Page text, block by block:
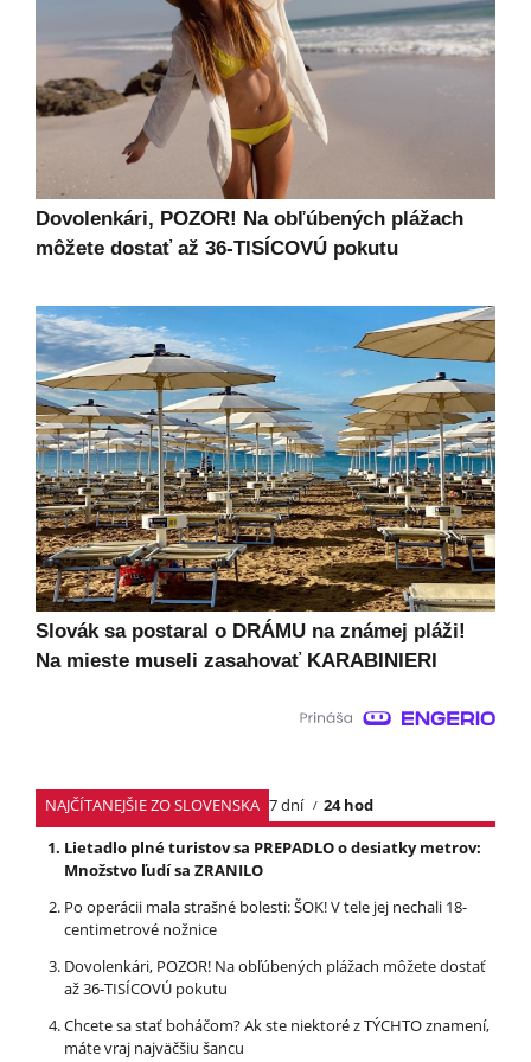
Dovolenkári, POZOR! Na obľúbených plážach
môžete dostať až 36-TISÍCOVÚ pokutu
Slovák sa postaral o DRÁMU na známej pláži!
Na mieste museli zasahovať KARABINIERI
NAJČÍTANEJŠIE ZO SLOVENSKA 7 dní
24 hod
Lietadlo plné turistov sa PREPADLO o desiatky metrov:
Množstvo ľudí sa ZRANILO
Po operácii mala strašné bolesti: ŠOK! V tele jej nechali 18-
centimetrové nožnice
Dovolenkári, POZOR! Na obľúbených plážach môžete dostať
až 36-TISÍCOVÚ pokutu
Chcete sa stať boháčom? Ak ste niektoré z TÝCHTO znamení,
máte vraj najväčšiu šancu